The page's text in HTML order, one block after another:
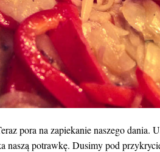
pora na zapiekanie naszego
naszą potrawkę. Dusimy pod